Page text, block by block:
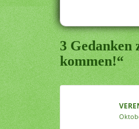
3 Gedanken
kommen!“